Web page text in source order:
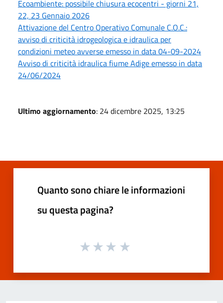
Ecoambiente: possibile chiusura ecocentri - giorni 21,
22, 23 Gennaio 2026
Attivazione del Centro Operativo Comunale C.O.C.:
avviso di criticità idrogeologica e idraulica per
condizioni meteo avverse emesso in data 04-09-2024
Avviso di criticità idraulica fiume Adige emesso in data
24/06/2024
Ultimo aggiornamento: 24 dicembre 2025, 13:25
Quanto sono chiare le informazioni
su questa pagina?